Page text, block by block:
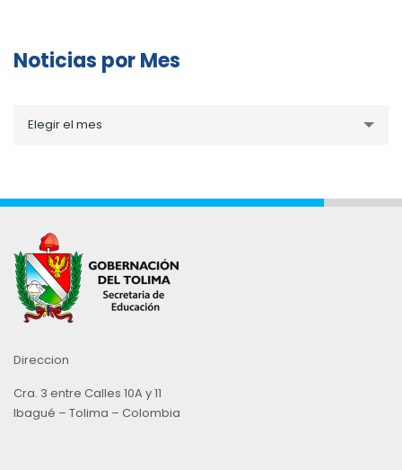
Noticias por Mes
porElegir el mes
Direccion
Cra. 3 entre Calles 10A y 11
Ibagué – Tolima – Colombia